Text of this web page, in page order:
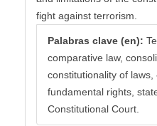
fight against terrorism.
Palabras clave (en):
comparative law,
constitutionality of laws,
fundamental rights,
Constitutional Court.